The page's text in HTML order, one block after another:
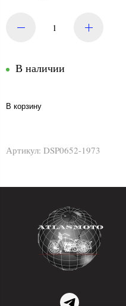
В наличии
В корзину
Артикул: DSP0652-1973